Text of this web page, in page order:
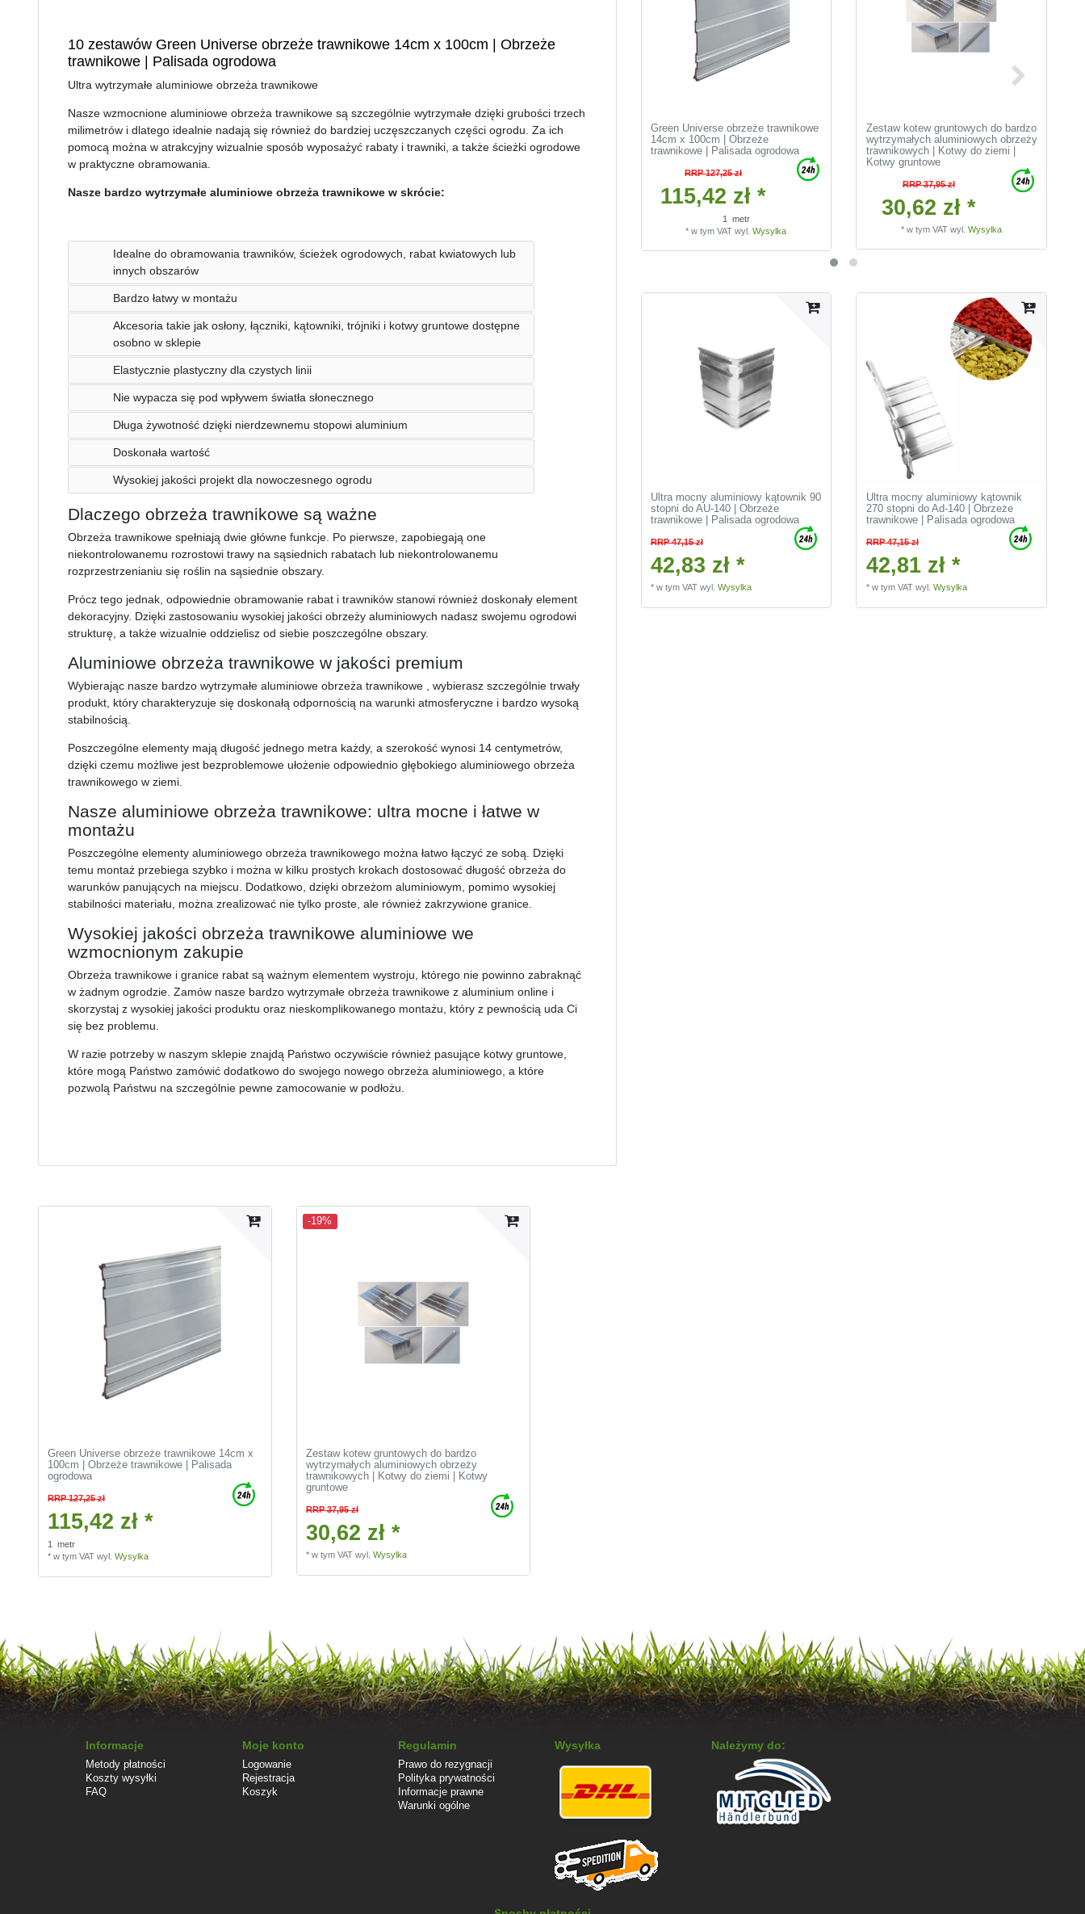
10 zestawów Green Universe obrzeże trawnikowe 14cm x 100cm | Obrzeże
trawnikowe | Palisada ogrodowa
Ultra wytrzymałe aluminiowe obrzeża trawnikowe
Nasze wzmocnione aluminiowe obrzeża trawnikowe są szczególnie wytrzymałe dzięki grubości trzech
milimetrów i dlatego idealnie nadają się również do bardziej uczęszczanych części ogrodu. Za ich
pomocą można w atrakcyjny wizualnie sposób wyposażyć rabaty i trawniki, a także ścieżki ogrodowe
w praktyczne obramowania.
Nasze bardzo wytrzymałe aluminiowe obrzeża trawnikowe w skrócie:
Idealne do obramowania trawników, ścieżek ogrodowych, rabat kwiatowych lub
innych obszarów
Bardzo łatwy w montażu
Akcesoria takie jak osłony, łączniki, kątowniki, trójniki i kotwy gruntowe dostępne
osobno w sklepie
Elastycznie plastyczny dla czystych linii
Nie wypacza się pod wpływem światła słonecznego
Długa żywotność dzięki nierdzewnemu stopowi aluminium
Doskonała wartość
Wysokiej jakości projekt dla nowoczesnego ogrodu
Dlaczego obrzeża trawnikowe są ważne
Obrzeża trawnikowe spełniają dwie główne funkcje. Po pierwsze, zapobiegają one
niekontrolowanemu rozrostowi trawy na sąsiednich rabatach lub niekontrolowanemu
rozprzestrzenianiu się roślin na sąsiednie obszary.
Prócz tego jednak, odpowiednie obramowanie rabat i trawników stanowi również doskonały element
dekoracyjny. Dzięki zastosowaniu wysokiej jakości obrzeży aluminiowych nadasz swojemu ogrodowi
strukturę, a także wizualnie oddzielisz od siebie poszczególne obszary.
Aluminiowe obrzeża trawnikowe w jakości premium
Wybierając nasze bardzo wytrzymałe aluminiowe obrzeża trawnikowe , wybierasz szczególnie trwały
produkt, który charakteryzuje się doskonałą odpornością na warunki atmosferyczne i bardzo wysoką
stabilnością.
Poszczególne elementy mają długość jednego metra każdy, a szerokość wynosi 14 centymetrów,
dzięki czemu możliwe jest bezproblemowe ułożenie odpowiednio głębokiego aluminiowego obrzeża
trawnikowego w ziemi.
Nasze aluminiowe obrzeża trawnikowe: ultra mocne i łatwe w
montażu
Poszczególne elementy aluminiowego obrzeża trawnikowego można łatwo łączyć ze sobą. Dzięki
temu montaż przebiega szybko i można w kilku prostych krokach dostosować długość obrzeża do
warunków panujących na miejscu. Dodatkowo, dzięki obrzeżom aluminiowym, pomimo wysokiej
stabilności materiału, można zrealizować nie tylko proste, ale również zakrzywione granice.
Wysokiej jakości obrzeża trawnikowe aluminiowe we
wzmocnionym zakupie
Obrzeża trawnikowe i granice rabat są ważnym elementem wystroju, którego nie powinno zabraknąć
w żadnym ogrodzie. Zamów nasze bardzo wytrzymałe obrzeża trawnikowe z aluminium online i
skorzystaj z wysokiej jakości produktu oraz nieskomplikowanego montażu, który z pewnością uda Ci
się bez problemu.
W razie potrzeby w naszym sklepie znajdą Państwo oczywiście również pasujące kotwy gruntowe,
które mogą Państwo zamówić dodatkowo do swojego nowego obrzeża aluminiowego, a które
pozwolą Państwu na szczególnie pewne zamocowanie w podłożu.
Green Universe obrzeże trawnikowe
14cm x 100cm | Obrzeże
trawnikowe | Palisada ogrodowa
RRP 127,25 zł
115,42 zł *
1
metr
*w tym VAT wyl.Wysylka
Zestaw kotew gruntowych do bardzo
wytrzymałych aluminiowych obrzeży
trawnikowych | Kotwy do ziemi |
Kotwy gruntowe
RRP 37,95 zł
30,62 zł *
*w tym VAT wyl.Wysylka
Ultra mocny aluminiowy kątownik 90
stopni do AU-140 | Obrzeże
trawnikowe | Palisada ogrodowa
RRP 47,15 zł
42,83 zł *
* w tym VATwyl. Wysylka
Ultra mocny aluminiowy kątownik
270 stopni do Ad-140 | Obrzeże
trawnikowe | Palisada ogrodowa
RRP 47,15 zł
42,81 zł *
* w tym VATwyl. Wysylka
Green Universe obrzeże trawnikowe 14cm x
100cm | Obrzeże trawnikowe | Palisada
ogrodowa
RRP 127,25 zł
115,42 zł *
1
metr
*w tym VAT wyl.Wysylka
-19%
Zestaw kotew gruntowych do bardzo
wytrzymałych aluminiowych obrzeży
trawnikowych | Kotwy do ziemi | Kotwy
gruntowe
RRP 37,95 zł
30,62 zł *
*w tym VAT wyl.Wysylka
Informacje
Metody płatności
Koszty wysyłki
FAQ
Moje konto
Logowanie
Rejestracja
Koszyk
Regulamin
Prawo do rezygnacji
Polityka prywatności
Informacje prawne
Warunki ogólne
Wysyłka Należymy do: